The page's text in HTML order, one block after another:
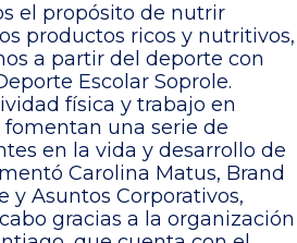
el propósito de nutrir
productos ricos y nutritivos,
a partir del deporte con
Escolar Soprole.
física y trabajo en
una serie de
en la vida y desarrollo de
Carolina Matus, Brand
y Asuntos Corporativos,
gracias a la organización